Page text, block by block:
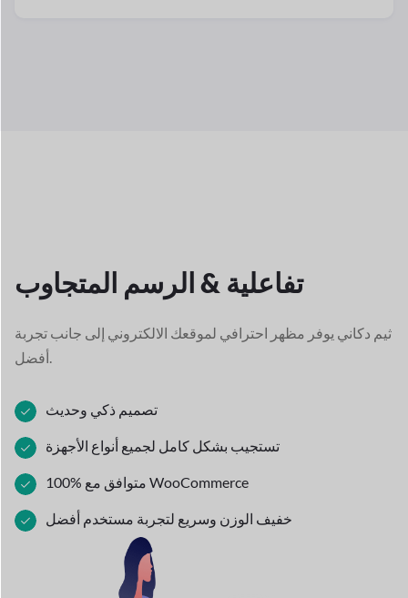
تفاعلية &الرسم المتجاوب
ثيم دكاني يوفر مظهر احترافي لموقعك الالكتروني إلى جانب تجربة
تصميم ذكي وحديث
تستجيب بشكل كامل لجميع أنواع الأجهزة
100% متوافق مع WooCommerce
خفيف الوزن وسريع لتجربة مستخدم أفضل